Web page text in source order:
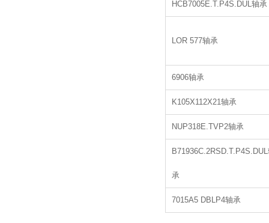
HCB7005E.T.P4S.DUL轴承
LOR 577轴承
6906轴承
K105X112X21轴承
NUP318E.TVP2轴承
承
7015A5 DBLP4轴承